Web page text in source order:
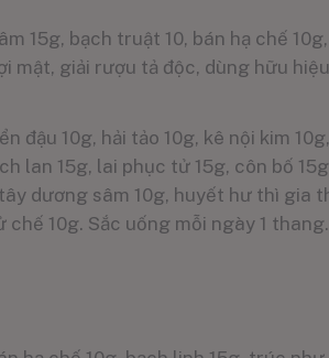
15g, bạch truật 10, bán hạ chế
mật, giải rượu tả độc, dùng hữu
đậu 10g, hải tảo 10g, kê nội kim
lan 15g, lai phục tử 15g, côn bố
dương sâm 10g, huyết hư thì gia
10g. Sắc uống mỗi ngày 1 thang.